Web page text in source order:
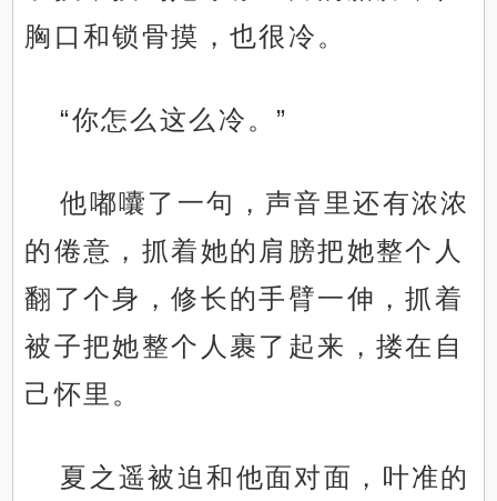
胸口和锁骨摸，也很冷。
“你怎么这么冷。”
他嘟囔了一句，声音里还有浓浓
的倦意，抓着她的肩膀把她整个人
翻了个身，修长的手臂一伸，抓着
被子把她整个人裹了起来，搂在自
己怀里。
夏之遥被迫和他面对面，叶准的